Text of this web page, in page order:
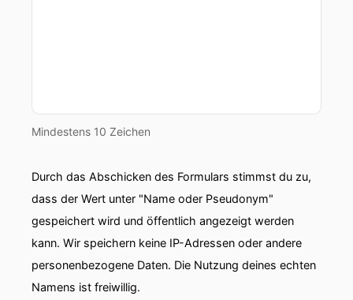
Mindestens 10 Zeichen
Durch das Abschicken des Formulars stimmst du zu,
dass der Wert unter "Name oder Pseudonym"
gespeichert wird und öffentlich angezeigt werden
kann. Wir speichern keine IP-Adressen oder andere
personenbezogene Daten. Die Nutzung deines echten
Namens ist freiwillig.